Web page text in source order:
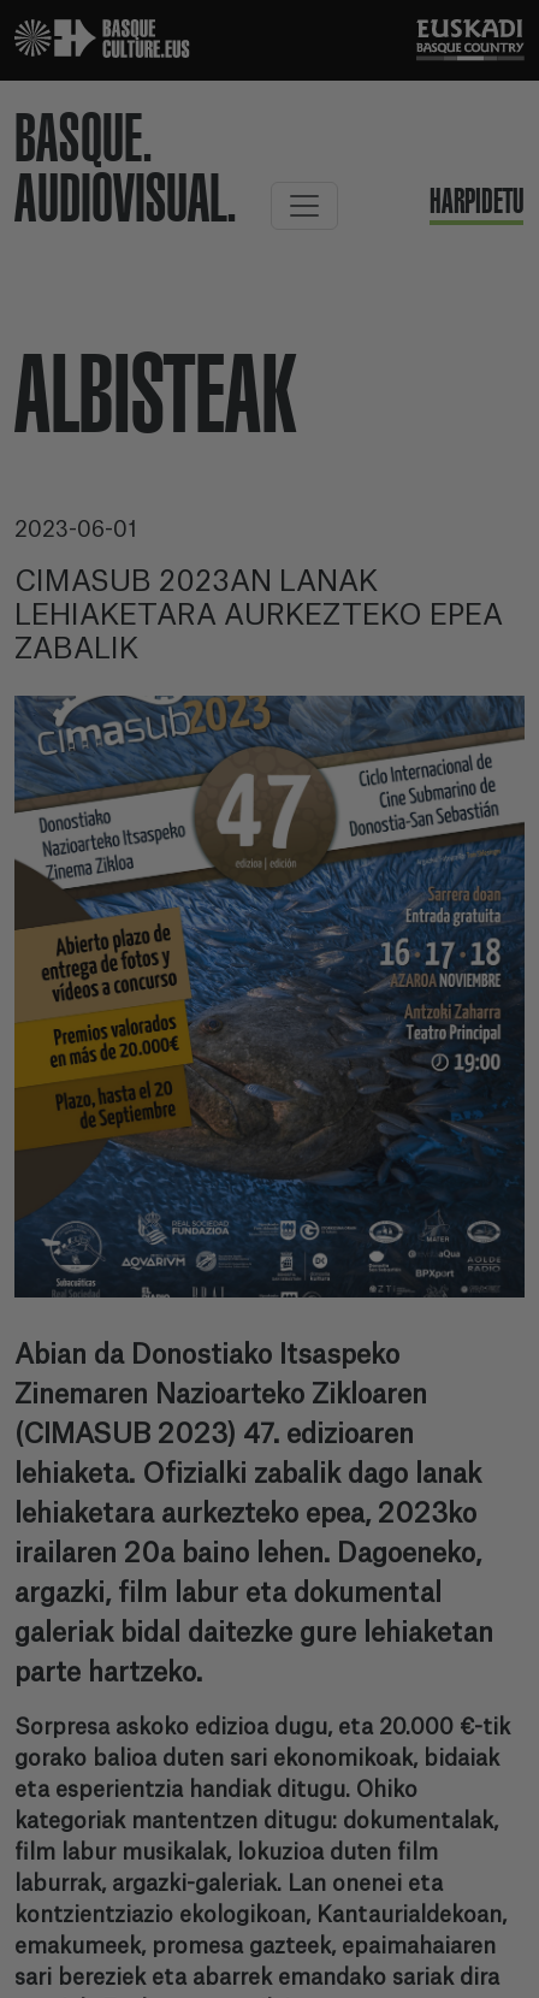
BASQUE.
AUDIOVISUAL.
HARPIDETU
ALBISTEAK
2023-06-01
CIMASUB 2023AN LANAK
LEHIAKETARA AURKEZTEKO EPEA
ZABALIK
Abian da Donostiako Itsaspeko
Zinemaren Nazioarteko Zikloaren
(CIMASUB 2023) 47. edizioaren
lehiaketa. Ofizialki zabalik dago lanak
lehiaketara aurkezteko epea, 2023ko
irailaren 20a baino lehen. Dagoeneko,
argazki, film labur eta dokumental
galeriak bidal daitezke gure lehiaketan
parte hartzeko.
Sorpresa askoko edizioa dugu, eta 20.000 €-tik
gorako balioa duten sari ekonomikoak, bidaiak
eta esperientzia handiak ditugu. Ohiko
kategoriak mantentzen ditugu: dokumentalak,
film labur musikalak, lokuzioa duten film
laburrak, argazki-galeriak. Lan onenei eta
kontzientziazio ekologikoan, Kantaurialdekoan,
emakumeek, promesa gazteek, epaimahaiaren
sari bereziek eta abarrek emandako sariak dira